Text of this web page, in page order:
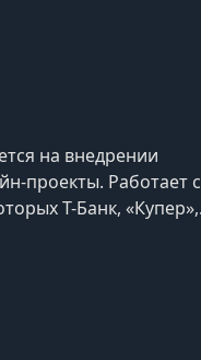
на внедрении
проекты. Работает с
Т-Банк, «Купер»,